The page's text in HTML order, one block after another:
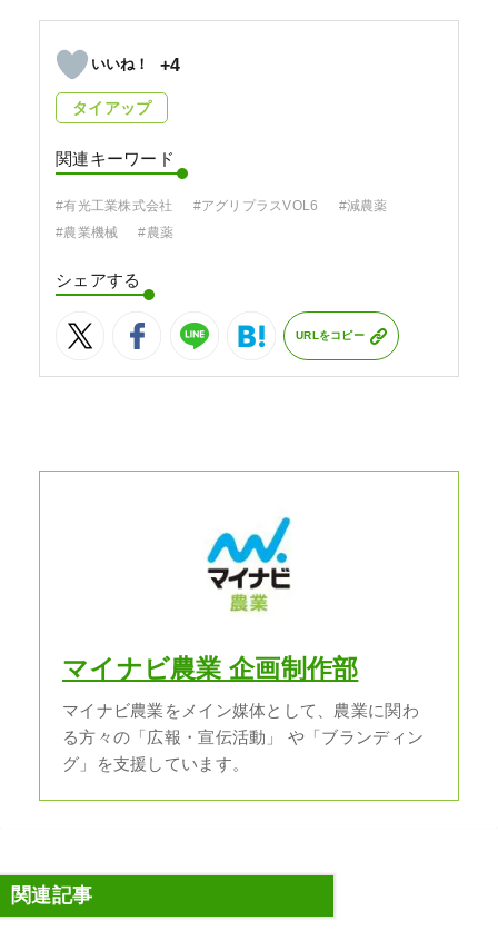
+4
タイアップ
関連キーワード
#有光工業株式会社 #アグリプラスVOL6
#減農薬
#農業機械
#農薬
シェアする
URLをコピー
マイナビ農業 企画制作部
マイナビ農業をメイン媒体として、農業に関わ
る方々の「広報・宣伝活動」 や「ブランディン
グ」を支援しています。
関連記事